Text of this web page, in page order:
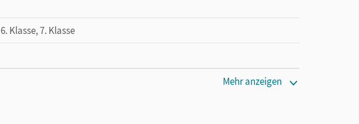
Klasse, 7. Klasse
Mehr anzeigen